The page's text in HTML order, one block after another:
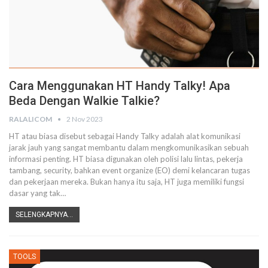
Cara Menggunakan HT Handy Talky! Apa
Beda Dengan Walkie Talkie?
RALALICOM 2 Nov 2023
HT atau biasa disebut sebagai Handy Talky adalah alat komunikasi
jarak jauh yang sangat membantu dalam mengkomunikasikan sebuah
informasi penting. HT biasa digunakan oleh polisi lalu lintas, pekerja
tambang, security, bahkan event organize (EO) demi kelancaran tugas
dan pekerjaan mereka. Bukan hanya itu saja, HT juga memiliki fungsi
dasar yang tak…
SELENGKAPNYA...
TOOLS